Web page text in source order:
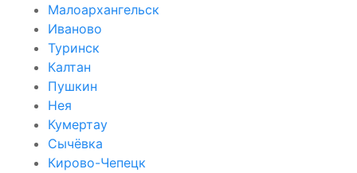
Малоархангельск
Иваново
Туринск
Калтан
Пушкин
Нея
Кумертау
Сычёвка
Кирово-Чепецк